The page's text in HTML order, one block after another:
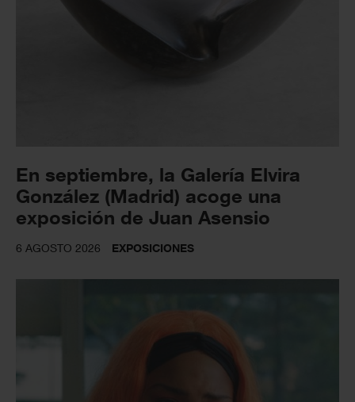
En septiembre, la Galería Elvira
González (Madrid) acoge una
exposición de Juan Asensio
6 AGOSTO 2026 EXPOSICIONES